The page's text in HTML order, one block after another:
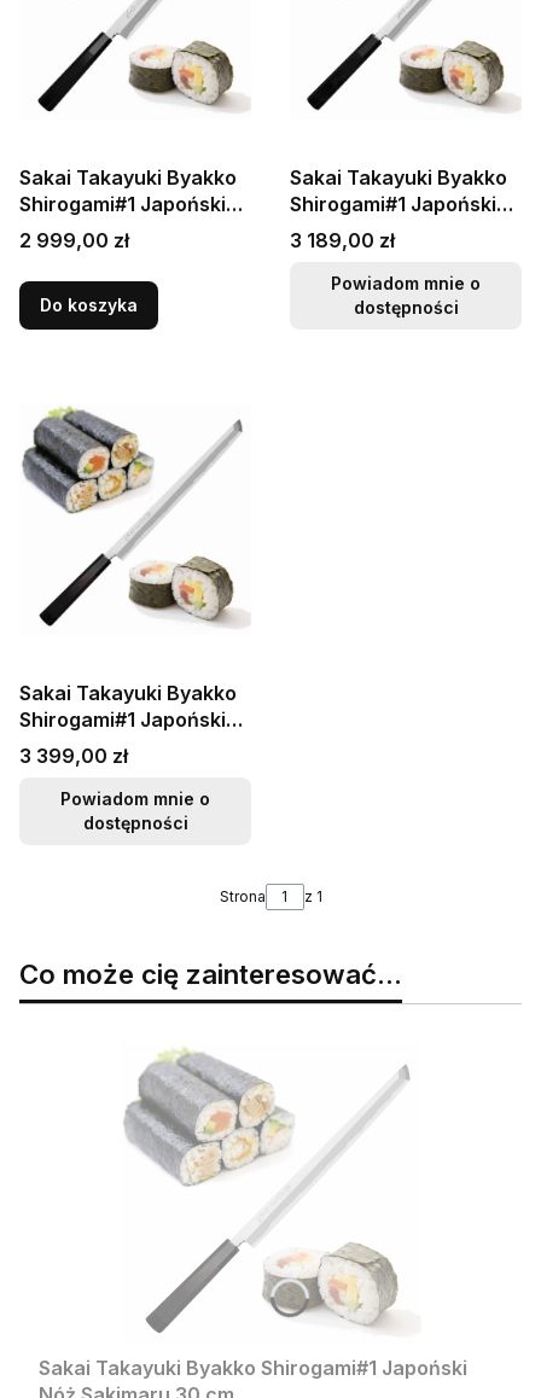
Sakai Takayuki Byakko
Shirogami#1 Japoński
Nóż Kiritsuke Yanagiba
Cena
2 999,00 zł
Do koszyka
Sakai Takayuki Byakko
Shirogami#1 Japoński
Nóż Sakimaru 27 cm
Cena
3 189,00 zł
Powiadom mnie o
dostępności
Sakai Takayuki Byakko
Shirogami#1 Japoński
Nóż Sakimaru 30 cm
Cena
3 399,00 zł
Powiadom mnie o
dostępności
Strona z 1
Co może cię zainteresować...
Sakai Takayuki Byakko Shirogami#1 Japoński